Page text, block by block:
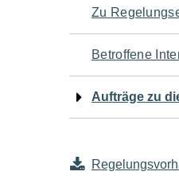
den
Zu
Betroffene
Aufträge zu